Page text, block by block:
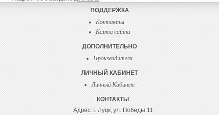
ПОДДЕРЖКА
Контакты
Карта сайта
ДОПОЛНИТЕЛЬНО
Производители
ЛИЧНЫЙ КАБИНЕТ
Личный Кабинет
КОНТАКТЫ
Адрес: г. Луцк, ул. Победы 11